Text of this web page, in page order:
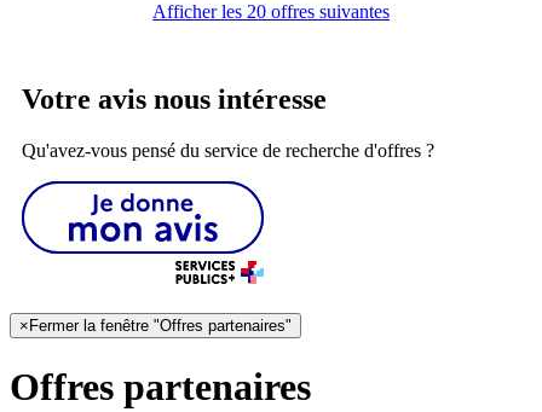
Afficher les 20 offres suivantes
Votre avis nous intéresse
Qu'avez-vous pensé du service de recherche d'offres ?
× Fermer la fenêtre "Offres partenaires"
Offres partenaires